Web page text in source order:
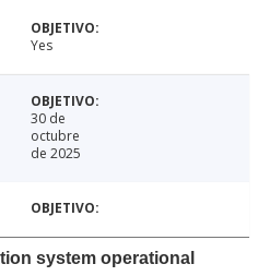
Yes
30 de
octubre
de 2025
system operational